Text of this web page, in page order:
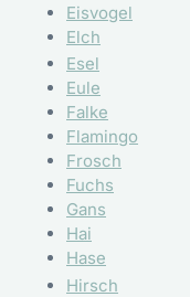
Eisvogel
Elch
Esel
Eule
Falke
Flamingo
Frosch
Fuchs
Gans
Hai
Hase
Hirsch